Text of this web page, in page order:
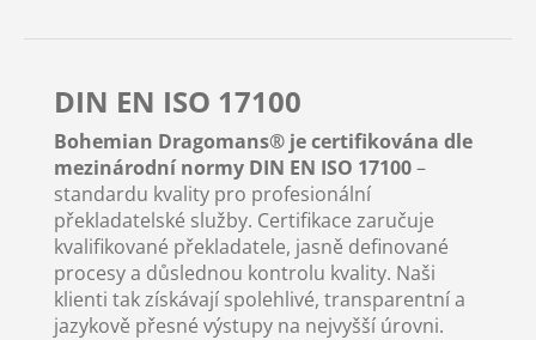
DIN EN ISO 17100
Bohemian Dragomans® je certifikována dle
mezinárodní normy DIN EN ISO 17100–
standardu kvality pro profesionální
překladatelské služby. Certifikace zaručuje
kvalifikované překladatele, jasně definované
procesy a důslednou kontrolu kvality. Naši
klienti tak získávají spolehlivé, transparentní a
jazykově přesné výstupy na nejvyšší úrovni.